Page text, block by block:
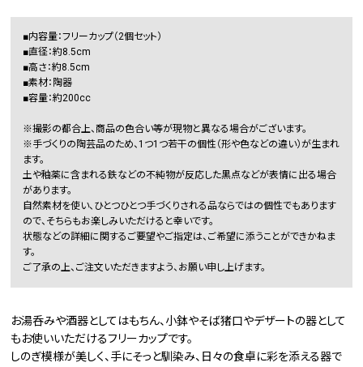
■内容量：フリーカップ（2個セット）
■直径：約8.5cm
■高さ：約8.5cm
■素材：陶器
■容量：約200cc
※撮影の都合上、商品の色合い等が現物と異なる場合がございます。
※手づくりの陶芸品のため、1つ1つ若干の個性（形や色などの違い）が生まれ
ます。
土や釉薬に含まれる鉄などの不純物が反応した黒点などが表情に出る場合
があります。
自然素材を使い、ひとつひとつ手づくりされる品ならではの個性でもあります
ので、そちらもお楽しみいただけると幸いです。
状態などの詳細に関するご要望やご指定は、ご希望に添うことができかねま
す。
ご了承の上、ご注文いただきますよう、お願い申し上げます。
お湯呑みや酒器としてはもちん、小鉢やそば猪口やデザートの器として
もお使いいただけるフリーカップです。
しのぎ模様が美しく、手にそっと馴染み、日々の食卓に彩を添える器で